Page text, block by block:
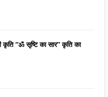
कृति “ॐ सृष्टि का सार” कृति का